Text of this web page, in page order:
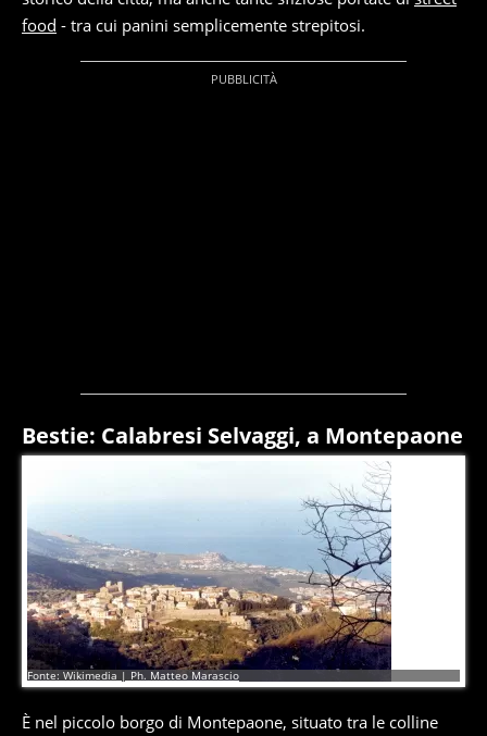
food - tra cui panini semplicemente strepitosi.
Bestie: Calabresi Selvaggi, a Montepaone
Fonte: Wikimedia | Ph. Matteo Marascio
È nel piccolo borgo di Montepaone, situato tra le colline